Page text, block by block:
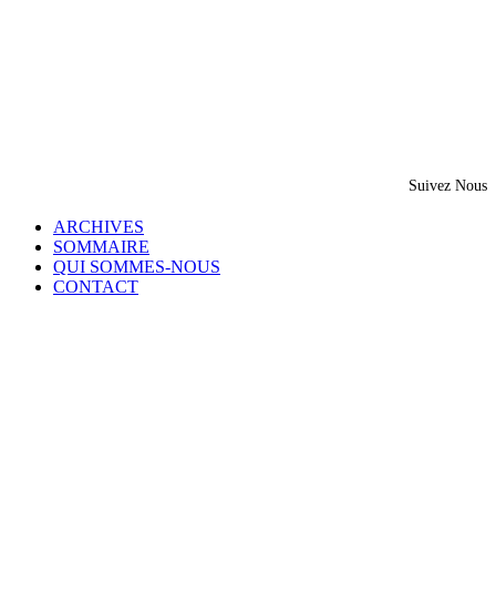
Suivez Nous
ARCHIVES
SOMMAIRE
QUI SOMMES-NOUS
CONTACT